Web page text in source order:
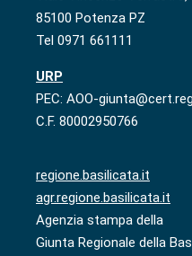
85100 Potenza PZ
Tel 0971 661111
URP
PEC: AOO-
C.F. 80002950766
regione.basilicata.it
agr.regione.basilicata.it
Agenzia stampa della
Giunta Regionale della